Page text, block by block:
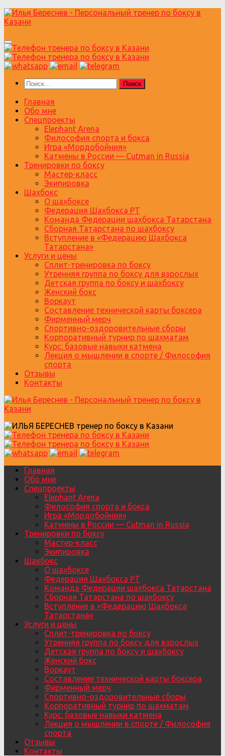
Перейти
к
Найти:
Главная
Обо мне
Спецпроекты
Elephant Arena
Философия спорта и бокса
Игра «Мордобойния»
Катмены в России — Cutman in Russia
Тренировки по боксу
Мастер-класс
Экипировка
Шахбокс
О шахбоксе
Федерация Шахбокса РТ
Команда Федерации шахбокса Татарстана
Сборная Татарстана по шахбоксу
Вступление в «Федерацию Шахбокса
Татарстана»
Услуги и цены
Сплит-тренировка по боксу
Утренняя группа по боксу для взрослых
Детская группа по боксу и шахбоксу
Женский бокс
Воркаут
Составление технической карты боксера
Фирменный мерч
Спортивно-оздоровительные сборы
Корпоративный турнир по шахматам
Курс: базовые навыки катмена
Лекция о мышлении в спорте / Философия
спорта
Отзывы
Контакты
Главная
Обо мне
Спецпроекты
Elephant Arena
Философия спорта и бокса
Игра «Мордобойния»
Катмены в России — Cutman in Russia
Тренировки по боксу
Мастер-класс
Экипировка
Шахбокс
О шахбоксе
Федерация Шахбокса РТ
Команда Федерации шахбокса Татарстана
Сборная Татарстана по шахбоксу
Вступление в «Федерацию Шахбокса
Татарстана»
Услуги и цены
Сплит-тренировка по боксу
Утренняя группа по боксу для взрослых
Детская группа по боксу и шахбоксу
Женский бокс
Воркаут
Составление технической карты боксера
Фирменный мерч
Спортивно-оздоровительные сборы
Корпоративный турнир по шахматам
Курс: базовые навыки катмена
Лекция о мышлении в спорте / Философия
спорта
Отзывы
Контакты